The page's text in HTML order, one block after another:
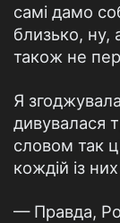
самі дамо
близько, ну,
також не
Я
дивувалася
словом так
кождій із
— Правда,